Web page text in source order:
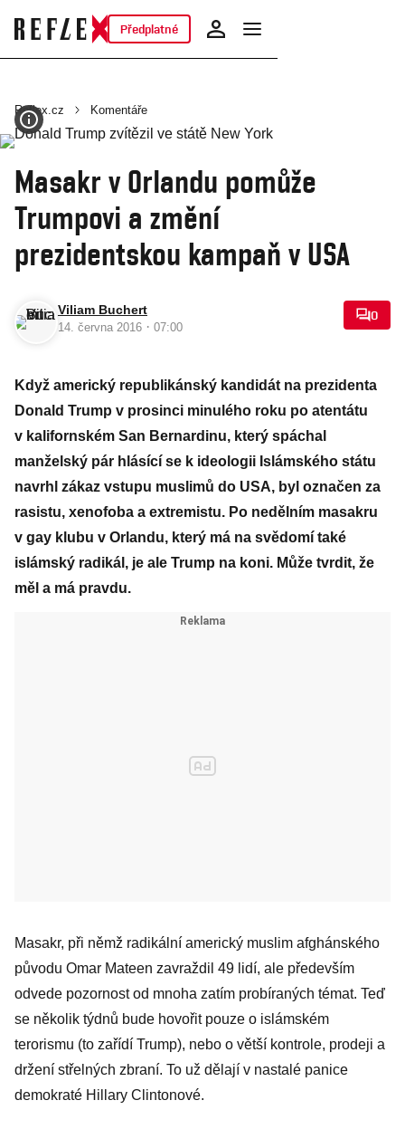
Předplatné
Reflex.cz Komentáře
Masakr v Orlandu pomůže
Trumpovi a změní
prezidentskou kampaň v USA
Viliam Buchert
14. června 2016 · 07:00
0
Když americký republikánský kandidát na prezidenta
Donald Trump v prosinci minulého roku po atentátu
v kalifornském San Bernardinu, který spáchal
manželský pár hlásící se k ideologii Islámského státu
navrhl zákaz vstupu muslimů do USA, byl označen za
rasistu, xenofoba a extremistu. Po nedělním masakru
v gay klubu v Orlandu, který má na svědomí také
islámský radikál, je ale Trump na koni. Může tvrdit, že
měl a má pravdu.
Masakr, při němž radikální americký muslim afghánského
původu Omar Mateen zavraždil 49 lidí, ale především
odvede pozornost od mnoha zatím probíraných témat. Teď
se několik týdnů bude hovořit pouze o islámském
terorismu (to zařídí Trump), nebo o větší kontrole, prodeji a
držení střelných zbraní. To už dělají v nastalé panice
demokraté Hillary Clintonové.